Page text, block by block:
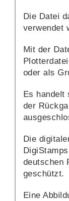
Die Datei
verwendet
Mit der
oder als
Es handelt
der
Die
deutschen
geschützt.
Eine